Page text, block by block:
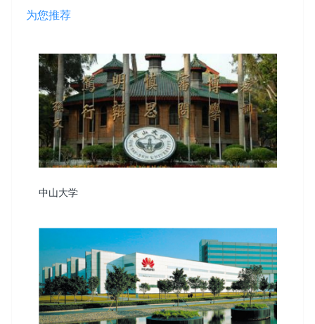
为您推荐
中山大学